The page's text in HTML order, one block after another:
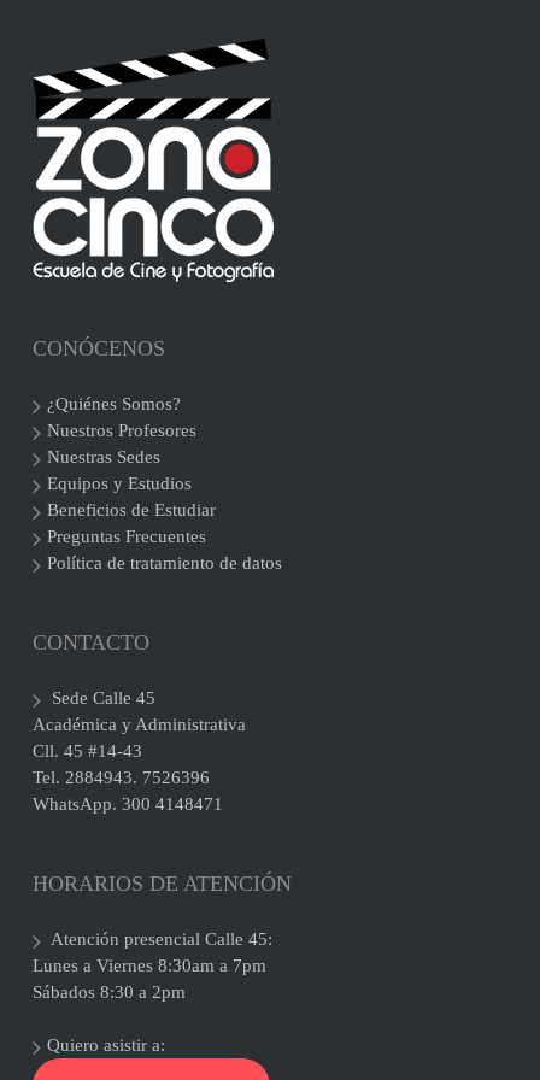
CONÓCENOS
¿Quiénes Somos?
Nuestros Profesores
Nuestras Sedes
Equipos y Estudios
Beneficios de Estudiar
Preguntas Frecuentes
Política de tratamiento de datos
CONTACTO
Sede Calle 45
Académica y Administrativa
Cll. 45 #14-43
Tel. 2884943. 7526396
WhatsApp. 300 4148471
HORARIOS DE ATENCIÓN
Atención presencial Calle 45:
Lunes a Viernes 8:30am a 7pm
Sábados 8:30 a 2pm
Quiero asistir a: